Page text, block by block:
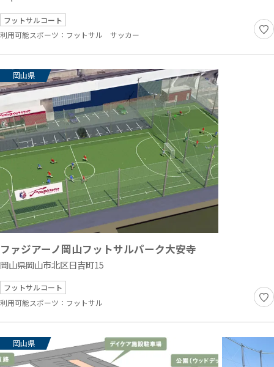
フットサルコート
利用可能スポーツ： フットサル サッカー
岡山県
ファジアーノ岡山フットサルパーク大安寺
岡山県岡山市北区日吉町15
フットサルコート
利用可能スポーツ： フットサル
岡山県